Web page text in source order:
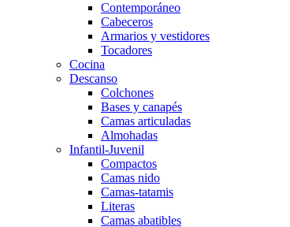
Contemporáneo
Cabeceros
Armarios y vestidores
Tocadores
Cocina
Descanso
Colchones
Bases y canapés
Camas articuladas
Almohadas
Infantil-Juvenil
Compactos
Camas nido
Camas-tatamis
Literas
Camas abatibles